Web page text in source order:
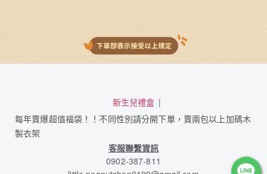
新生兒禮盒
每年賣爆超值福袋！！不同性別請分開下單，賣兩包以上加碼木
製衣架
客服聯繫資訊
0902-387-811